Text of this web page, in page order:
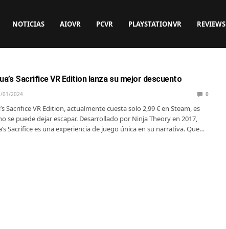
NOTICIAS AIOVR PCVR PLAYSTATIONVR REVIEWS
Sacrifice VR Edition lanza su mejor descuento
01/2024 0
Sacrifice VR Edition, actualmente cuesta solo 2,99 € en Steam, es
se puede dejar escapar. Desarrollado por Ninja Theory en 2017,
Sacrifice es una experiencia de juego única en su narrativa. Que…